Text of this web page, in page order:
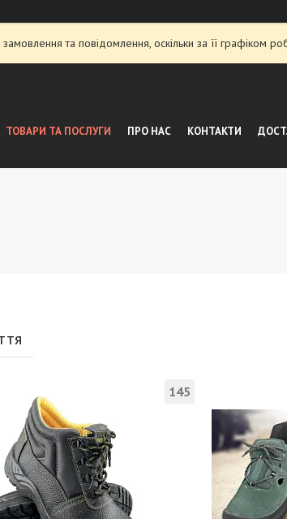
та повідомлення, оскільки за її графіком
ТОВАРИ ТА ПОСЛУГИ ПРО НАС КОНТАКТИ
145